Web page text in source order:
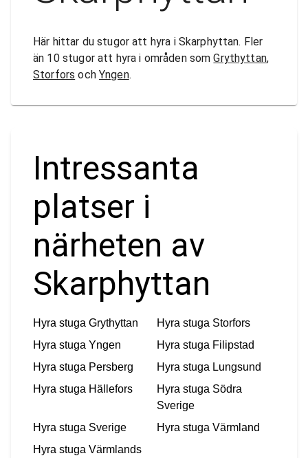
Här hittar du stugor att hyra i Skarphyttan. Fler
än 10 stugor att hyra i områden somGrythyttan,
Storfors och Yngen.
Intressanta
platser i
närheten av
Skarphyttan
Hyra stuga Grythyttan Hyra stuga Storfors
Hyra stuga Yngen Hyra stuga Filipstad
Hyra stuga Persberg Hyra stuga Lungsund
Hyra stuga Hällefors Hyra stuga Södra
Sverige
Hyra stuga Sverige Hyra stuga Värmland
Hyra stuga Värmlands